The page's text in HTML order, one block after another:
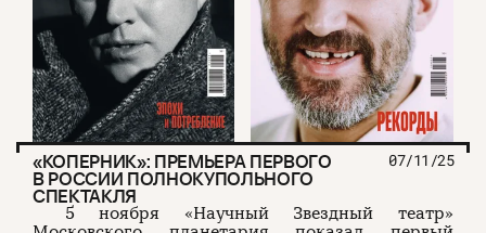
«КОПЕРНИК»: ПРЕМЬЕРА ПЕРВОГО
В РОССИИ ПОЛНОКУПОЛЬНОГО
СПЕКТАКЛЯ
07/11/25
5 ноября «Научный Звездный театр»